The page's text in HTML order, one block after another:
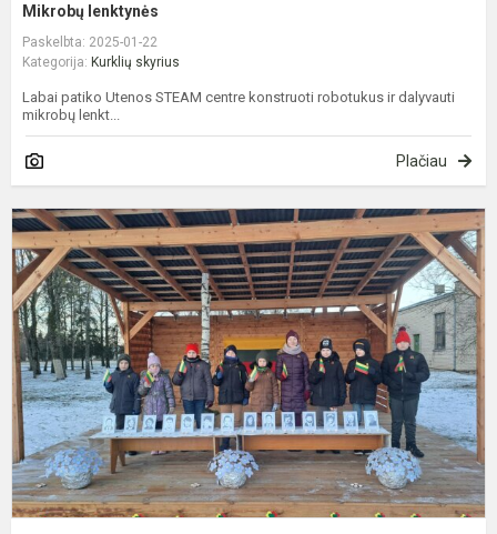
Mikrobų lenktynės
Paskelbta: 2025-01-22
Kategorija: Kurklių skyrius
Labai patiko Utenos STEAM centre konstruoti robotukus ir dalyvauti
mikrobų lenkt...
Plačiau